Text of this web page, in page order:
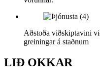
Aðstoða viðskiptavini
greiningar á staðnum
LIÐ OKKAR